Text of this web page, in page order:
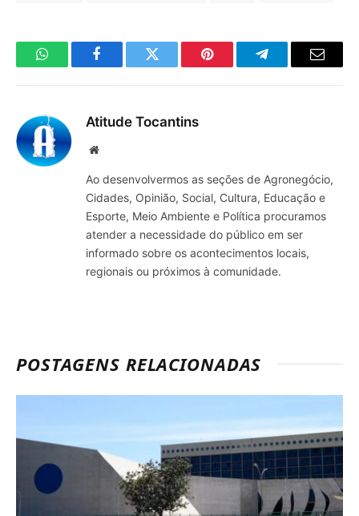
WhatsAppFacebookTwitter Pinterest TelegramaE-
Atitude Tocantins
Site
Ao desenvolvermos as seções de Agronegócio,
Cidades, Opinião, Social, Cultura, Educação e
Esporte, Meio Ambiente e Política procuramos
atender a necessidade do público em ser
informado sobre os acontecimentos locais,
regionais ou próximos à comunidade.
POSTAGENS RELACIONADAS